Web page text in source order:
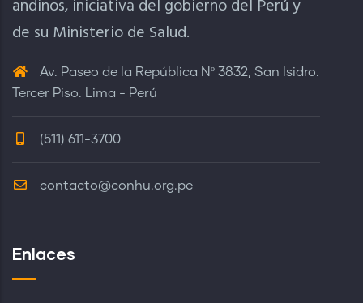
andinos, iniciativa del gobierno del Perú y
de su Ministerio de Salud.
Av. Paseo de la República Nº 3832, San Isidro.
Tercer Piso. Lima - Perú
(511) 611-3700
contacto@conhu.org.pe
Enlaces